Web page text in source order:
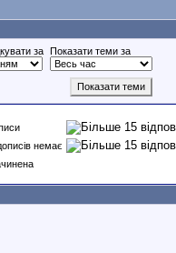
за Показати теми за
немає